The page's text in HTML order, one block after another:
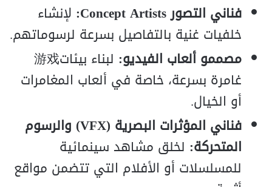
فناني التصور Concept Artists:
لإنشاء
خلفيات غنية بالتفاصيل بسرعة لرسوماتهم.
مصممو ألعاب الفيديو:
لبناء بيئات游戏
غامرة بسرعة، خاصة في ألعاب المغامرات
أو الخيال.
فناني المؤثرات البصرية (VFX) والرسوم
المتحركة: لخلق مشاهد سينمائية
للمسلسلات أو الأفلام التي تتضمن مواقع